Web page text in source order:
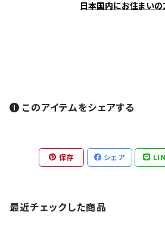
日本国内にお住まいの
このアイテムをシェアする
保存 シェア
最近チェックした商品